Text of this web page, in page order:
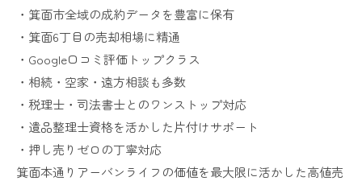
・箕面市全域の成約データを豊富に保有
・箕面6丁目の売却相場に精通
・Google口コミ評価トップクラス
・相続・空家・遠方相談も多数
・税理士・司法書士とのワンストップ対応
・遺品整理士資格を活かした片付けサポート
・押し売りゼロの丁寧対応
箕面本通りアーバンライフの価値を最大限に活かした高値売